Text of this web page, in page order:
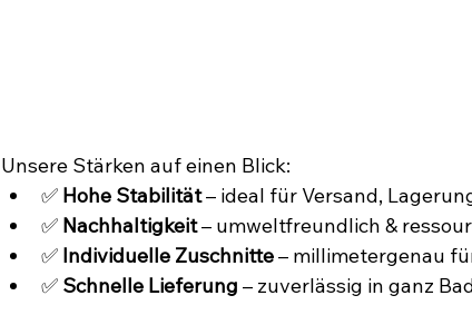
Unsere Stärken auf einen Blick:
✅ Hohe Stabilität – ideal für Versand,
✅ Nachhaltigkeit – umweltfreundlich &
✅ Individuelle Zuschnitte – millimetergenau
✅ Schnelle Lieferung – zuverlässig in ganz